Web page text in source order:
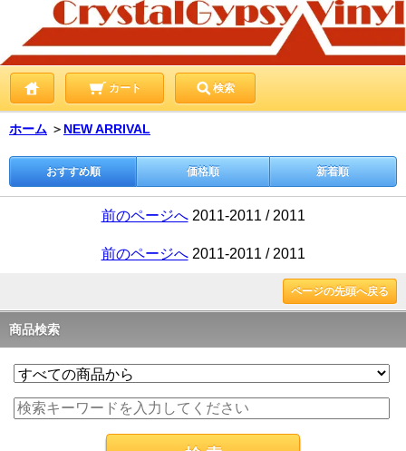
カート 検索
ホーム ＞ NEW ARRIVAL
おすすめ順 価格順 新着順
前のページへ2011-2011 / 2011
前のページへ2011-2011 / 2011
ページの先頭へ戻る
商品検索